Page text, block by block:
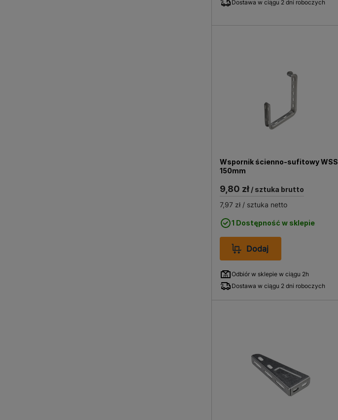
Dostawa w ciągu 2 dni roboczych
Wspornik ścienno-sufitowy WSS
150mm
9,80 zł/ sztuka brutto
7,97 zł/ sztuka netto
1 Dostępność w sklepie
Dodaj
Odbiór w sklepie w ciągu 2h
Dostawa w ciągu 2 dni roboczych